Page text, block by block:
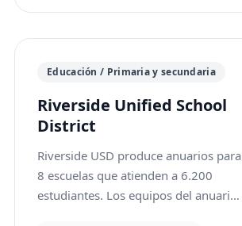
producto para las publicaciones en
carrusel. El equipo de diseño estaba
de ediciones de fotos sencillas se
Educación / Primaria y secundaria
Riverside Unified School
District
Riverside USD produce anuarios para
8 escuelas que atienden a 6.200
estudiantes. Los equipos del anuario